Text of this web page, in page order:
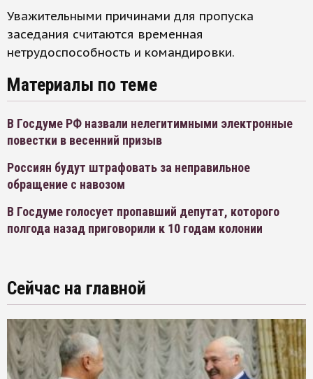
Уважительными причинами для пропуска
заседания считаются временная
нетрудоспособность и командировки.
Материалы по теме
В Госдуме РФ назвали нелегитимными электронные
повестки в весенний призыв
Россиян будут штрафовать за неправильное
обращение с навозом
В Госдуме голосует пропавший депутат, которого
полгода назад приговорили к 10 годам колонии
Сейчас на главной